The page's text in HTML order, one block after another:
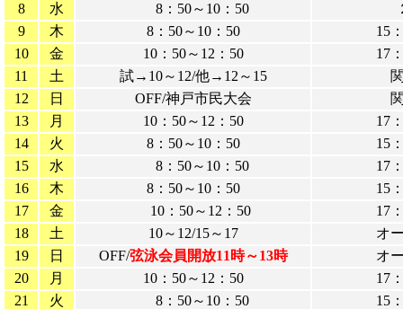
8
水 8：50～10：50
9
木 8：50～10：50
15
10
金 10：50～12：50
17
11
土 試→10～12/他→12～15
12
日 OFF/神戸市民大会
13
月 10：50～12：50
17
14
火 8：50～10：50
15
15
水 8：50～10：50
17
16
木 8：50～10：50
15
17
金 10：50～12：50
17
18
土 10～12/15～17
オ
19
日 OFF/弦泳会員開放11時～13時
オ
20
月 10：50～12：50
17
21
火 8：50～10：50
15